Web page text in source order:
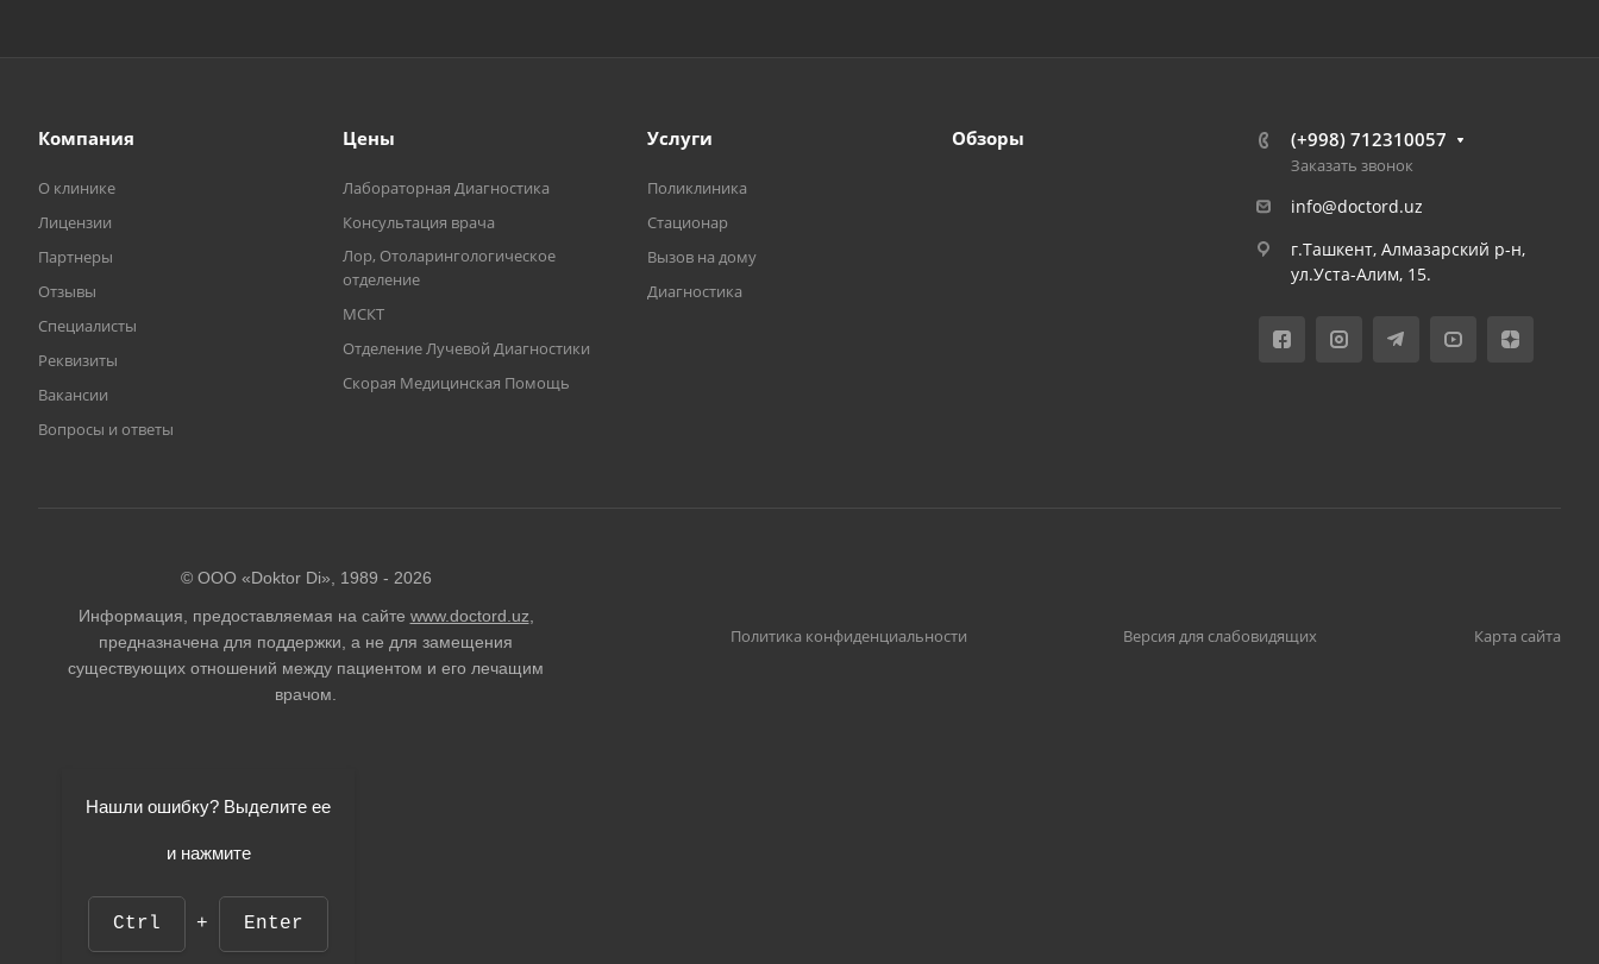
Компания
О клинике
Лицензии
Партнеры
Отзывы
Специалисты
Реквизиты
Вакансии
Вопросы и ответы
Цены
Лабораторная Диагностика
Консультация врача
Лор, Отоларингологическое
отделение
МСКТ
Отделение Лучевой Диагностики
Скорая Медицинская Помощь
Услуги
Поликлиника
Стационар
Вызов на дому
Диагностика
Обзоры (+998) 712310057
Заказать звонок
info@doctord.uz
г.Ташкент, Алмазарский р-н,
ул.Уста-Алим, 15.
© ООО «Doktor Di», 1989 - 2026
Информация, предоставляемая на сайте www.doctord.uz
предназначена для поддержки, а не для замещения
существующих отношений между пациентом и его лечащим
врачом.
Политика конфиденциальности Версия для слабовидящих Карта сайта
Нашли ошибку? Выделите ее
и нажмите
Ctrl + Enter